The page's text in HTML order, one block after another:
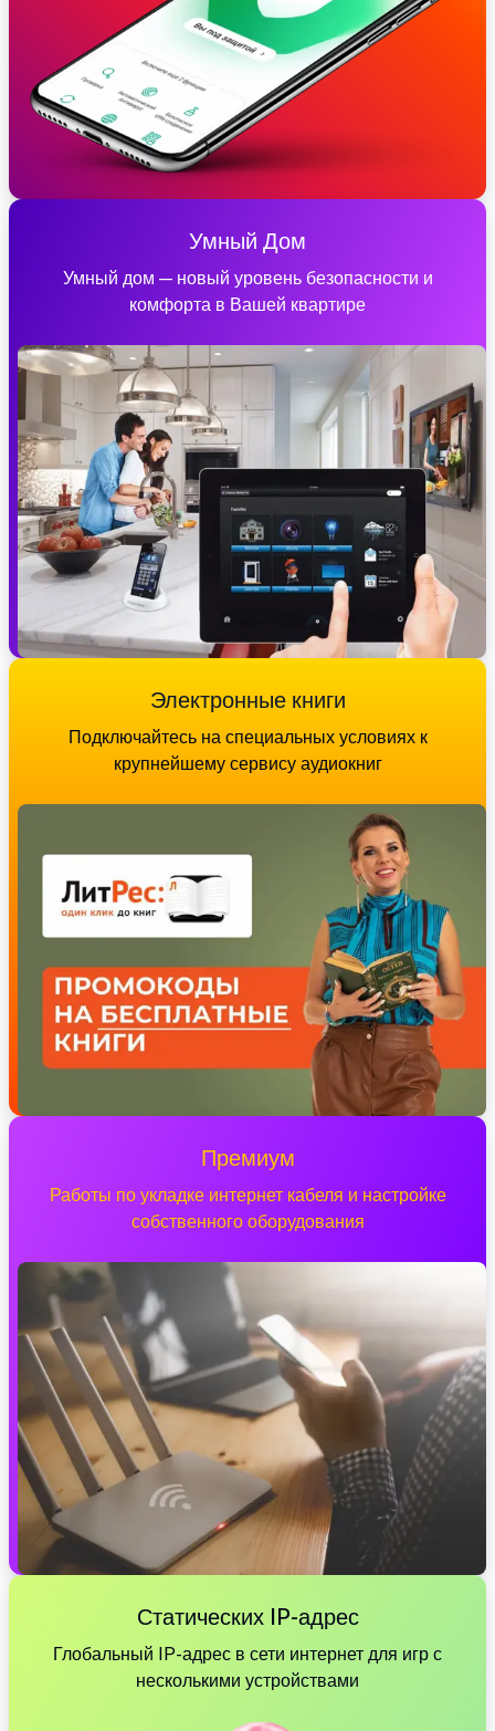
Умный Дом
Умный дом — новый уровень безопасности и
комфорта в Вашей квартире
Электронные книги
Подключайтесь на специальных условиях к
крупнейшему сервису аудиокниг
Премиум
Работы по укладке интернет кабеля и настройке
собственного оборудования
Статических IP-адрес
Глобальный IP-адрес в сети интернет для игр с
несколькими устройствами